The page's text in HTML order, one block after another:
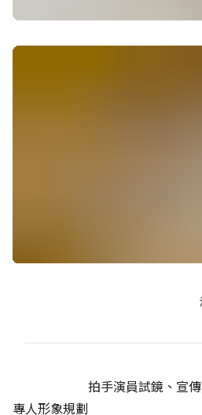
拍手演員試鏡、宣
專人形象規劃